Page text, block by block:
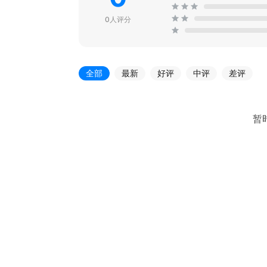
0人评分
全部 最新 好评 中评 差评